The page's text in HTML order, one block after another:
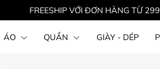
FREESHIP VỚI ĐƠN HÀNG TỪ
ÁO QUẦN GIÀY - DÉP